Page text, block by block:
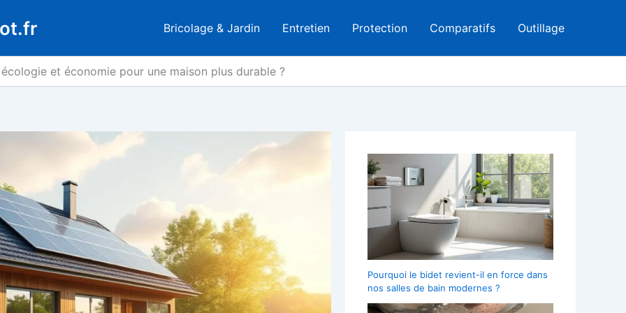
Bricolage & Jardin Entretien Protection Comparatifs Outillage
et économie pour une maison plus durable ?
Pourquoi le bidet revient-il en force dans
nos salles de bain modernes ?